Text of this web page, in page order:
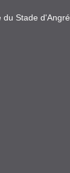
du Stade d'Angré